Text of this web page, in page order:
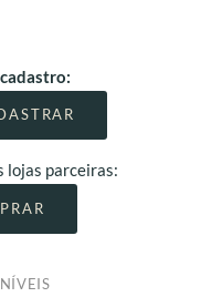
lojas parceiras: